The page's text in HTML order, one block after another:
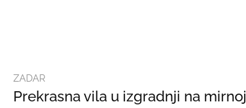
ZADAR
Prekrasna vila u izgradnji na mirnoj